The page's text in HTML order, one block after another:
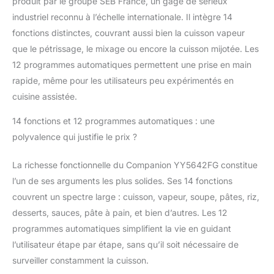
courses directement
dans l'application – la
fonction « Dans mon
frigo » vous permet
l'inspiration et de
réduire vos déchets
engagement de
réparabilité 15 ans au
réseau de 6 200
réparateurs dans le
monde, pour
contribuer à la
protection de
l’environnement et à la
réduction des déchets
SURPRENEZ VOS
PROCHES (ET VOUS !)
industriel reconnu à l’échelle internationale. Il intègre 14
fonctions distinctes, couvrant aussi bien la cuisson vapeur
que le pétrissage, le mixage ou encore la cuisson mijotée. Les
12 programmes automatiques permettent une prise en main
rapide, même pour les utilisateurs peu expérimentés en
cuisine assistée.
14 fonctions et 12 programmes automatiques : une
polyvalence qui justifie le prix ?
La richesse fonctionnelle du Companion YY5642FG constitue
l’un de ses arguments les plus solides. Ses 14 fonctions
couvrent un spectre large : cuisson, vapeur, soupe, pâtes, riz,
desserts, sauces, pâte à pain, et bien d’autres. Les 12
programmes automatiques simplifient la vie en guidant
l’utilisateur étape par étape, sans qu’il soit nécessaire de
surveiller constamment la cuisson.